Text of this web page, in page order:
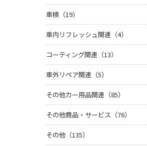
車検（19）
車内リフレッシュ関連（4）
コーティング関連（13）
車外リペア関連（5）
その他カー用品関連（85）
その他商品・サービス（76）
その他（135）